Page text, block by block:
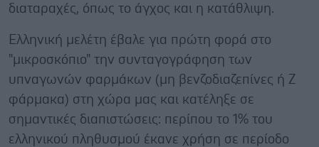
διαταραχές, όπως το άγχος και η κατάθλιψη.
Ελληνική μελέτη έβαλε για πρώτη φορά στο
"μικροσκόπιο" την συνταγογράφηση των
υπναγωνών φαρμάκων (μη βενζοδιαζεπίνες ή Ζ
φάρμακα) στη χώρα μας και κατέληξε σε
σημαντικές διαπιστώσεις: περίπου το 1% του
ελληνικού πληθυσμού έκανε χρήση σε περίοδο